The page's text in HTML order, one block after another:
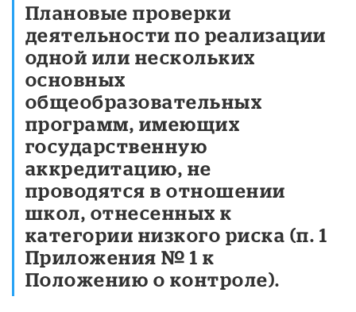
Плановые проверки
деятельности по реализации
одной или нескольких
основных
общеобразовательных
программ, имеющих
государственную
аккредитацию, не
проводятся в отношении
школ, отнесенных к
категории низкого риска (п. 1
Приложения № 1 к
Положению о контроле).